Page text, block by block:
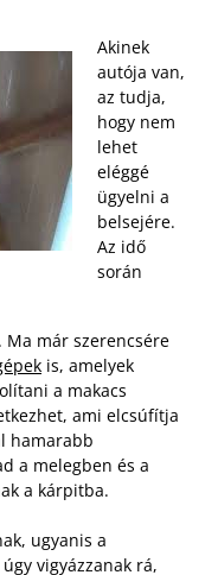
Akinek
autója van,
az tudja,
hogy nem
lehet
eléggé
ügyelni a
belsejére.
Az idő
során
már szerencsére
is, amelyek
a makacs
ami elcsúfítja
hamarabb
a melegben és a
a kárpitba.
ugyanis a
vigyázzanak rá,